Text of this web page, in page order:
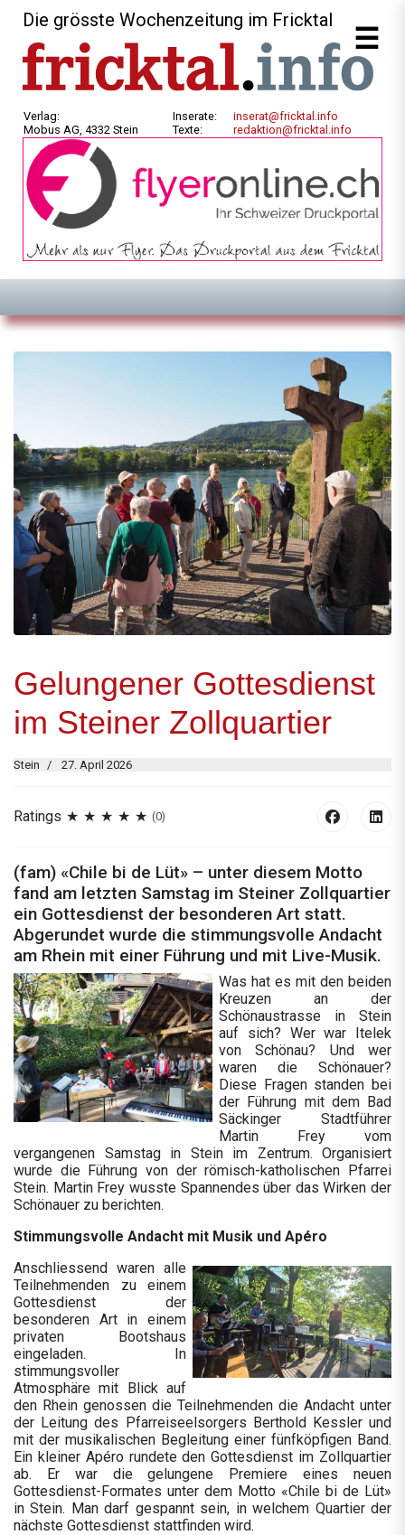
Die grösste Wochenzeitung im Fricktal
Verlag:
Mobus AG, 4332 Stein
Inserate:
Texte:
inserat@fricktal.info
redaktion@fricktal.info
Gelungener Gottesdienst
im Steiner Zollquartier
Stein 27. April 2026
Ratings (0)
(fam) «Chile bi de Lüt» – unter diesem Motto
fand am letzten Samstag im Steiner Zollquartier
ein Gottesdienst der besonderen Art statt.
Abgerundet wurde die stimmungsvolle Andacht
am Rhein mit einer Führung und mit Live-Musik.
Was hat es mit den beiden
Kreuzen an der
Schönaustrasse in Stein
auf sich? Wer war Itelek
von Schönau? Und wer
waren die Schönauer?
Diese Fragen standen bei
der Führung mit dem Bad
Säckinger Stadtführer
Martin Frey vom
vergangenen Samstag in Stein im Zentrum. Organisiert
wurde die Führung von der römisch-katholischen Pfarrei
Stein. Martin Frey wusste Spannendes über das Wirken der
Schönauer zu berichten.
Stimmungsvolle Andacht mit Musik und Apéro
Anschliessend waren alle
Teilnehmenden zu einem
Gottesdienst der
besonderen Art in einem
privaten Bootshaus
eingeladen. In
stimmungsvoller
Atmosphäre mit Blick auf
den Rhein genossen die Teilnehmenden die Andacht unter
der Leitung des Pfarreiseelsorgers Berthold Kessler und
mit der musikalischen Begleitung einer fünfköpfigen Band.
Ein kleiner Apéro rundete den Gottesdienst im Zollquartier
ab. Er war die gelungene Premiere eines neuen
Gottesdienst-Formates unter dem Motto «Chile bi de Lüt»
in Stein. Man darf gespannt sein, in welchem Quartier der
nächste Gottesdienst stattfinden wird.